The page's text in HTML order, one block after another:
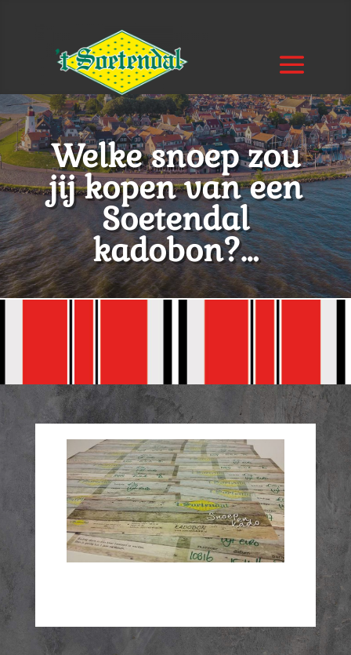
Welke snoep zou
jij kopen van een
Soetendal
kadobon?…